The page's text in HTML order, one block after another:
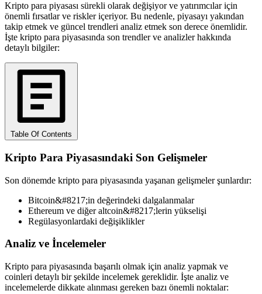
Kripto para piyasası sürekli olarak değişiyor ve yatırımcılar için
önemli fırsatlar ve riskler içeriyor. Bu nedenle, piyasayı yakından
takip etmek ve güncel trendleri analiz etmek son derece önemlidir.
İşte kripto para piyasasında son trendler ve analizler hakkında
detaylı bilgiler:
Table Of Contents
Kripto Para Piyasasındaki Son Gelişmeler
Son dönemde kripto para piyasasında yaşanan gelişmeler şunlardır:
Bitcoin&#8217;in değerindeki dalgalanmalar
Ethereum ve diğer altcoin&#8217;lerin yükselişi
Regülasyonlardaki değişiklikler
Analiz ve İncelemeler
Kripto para piyasasında başarılı olmak için analiz yapmak ve
coinleri detaylı bir şekilde incelemek gereklidir. İşte analiz ve
incelemelerde dikkate alınması gereken bazı önemli noktalar: